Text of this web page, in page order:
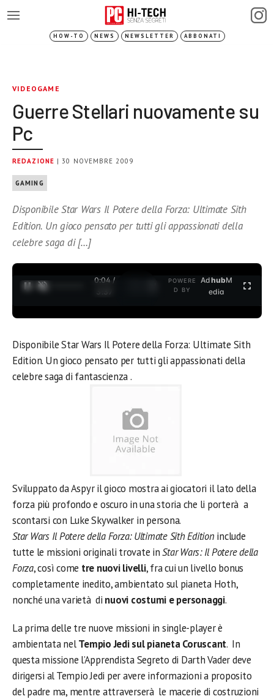
HOW-TO NEWS NEWSLETTER ABBONATI
VIDEOGAME
Guerre Stellari nuovamente su
Pc
REDAZIONE | 30 NOVEMBRE 2009
GAMING
Disponibile Star Wars Il Potere della Forza: Ultimate Sith
Edition. Un gioco pensato per tutti gli appassionati della
celebre saga di […]
0:04 /
3:37
POWERE
D BY
AdhubM
edia
Disponibile Star Wars Il Potere della Forza: Ultimate Sith
Edition. Un gioco pensato per tutti gli appassionati della
celebre saga di fantascienza .
Sviluppato da Aspyr il gioco mostra ai giocatori il lato della
forza più profondo e oscuro in una storia che li porterà a
scontarsi con Luke Skywalker in persona.
Star Wars Il Potere della Forza: Ultimate Sith Edition include
tutte le missioni originali trovate inStar Wars: Il Potere della
Forza, così come tre nuovi livelli, fra cui un livello bonus
completamente inedito, ambientato sul pianeta Hoth,
nonché una varietà di nuovi costumi e personaggi.
La prima delle tre nuove missioni in single-player è
ambientata nelTempio Jedi sul pianeta Coruscant. In
questa missione l’Apprendista Segreto di Darth Vader deve
dirigersi al Tempio Jedi per avere informazioni a proposito
del padre ma, mentre attraverserà le macerie di costruzioni